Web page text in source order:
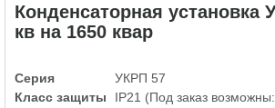
Конденсаторная установка
кв на 1650 квар
Серия
УКРП 57
Класс защиты
IP21 (Под заказ